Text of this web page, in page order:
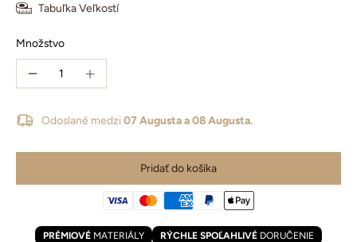
Tabuľka Veľkostí
Množstvo
Odoslané medzi 07 Augusta a 08 Augusta.
Pridať do košíka
PRÉMIOVÉ MATERIÁLY RÝCHLE SPOĽAHLIVÉ DORUČENIE